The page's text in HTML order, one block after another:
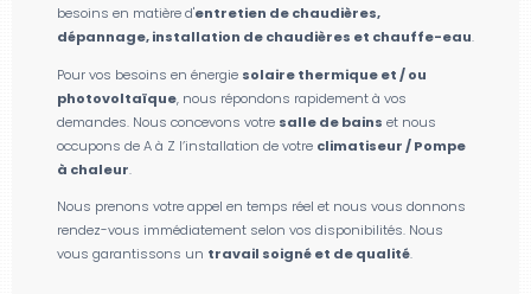
besoins en matière d'entretien de chaudières,
dépannage, installation de chaudières et chauffe-eau.
Pour vos besoins en énergie solaire thermique et / ou
photovoltaïque, nous répondons rapidement à vos
demandes. Nous concevons votre salle de bains et nous
occupons de A à Z l’installation de votre climatiseur / Pompe
à chaleur.
Nous prenons votre appel en temps réel et nous vous donnons
rendez-vous immédiatement selon vos disponibilités. Nous
vous garantissons un travail soigné et de qualité.